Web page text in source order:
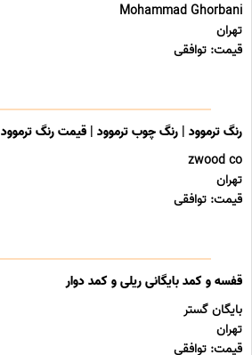
Mohammad Ghorbani
تهران
قیمت: توافقی
رنگ ترموود | رنگ چوب ترموود | قیمت رنگ ترموود
zwood co
تهران
قیمت: توافقی
قفسه و کمد بایگانی ریلی و کمد دوار
بایگان گستر
تهران
قیمت: توافقی